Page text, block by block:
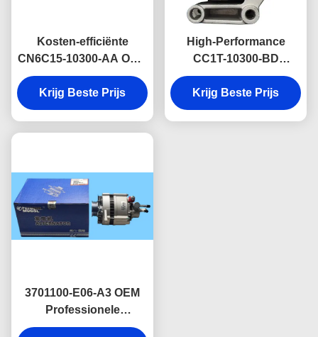
Kosten-efficiënte
CN6C15-10300-AA OEM
vervangingsalternator
met een superieure
duurzaamheid,
Krijg Beste Prijs
High-Performance
CC1T-10300-BD
alternator voor Ford
Transit V362 2.0L lichte
bedrijfsvoertuigen.
Krijg Beste Prijs
3701100-E06-A3 OEM
Professionele
Aftermarket Dynamo